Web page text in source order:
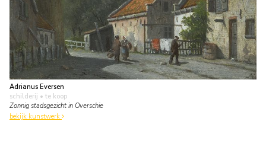
Adrianus Eversen
schilderij • te koop
Zonnig stadsgezicht in Overschie
bekijk kunstwerk